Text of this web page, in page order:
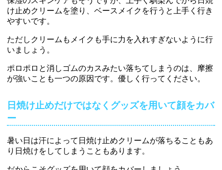
け止めクリームを塗り、ベースメイクを行うと上手く行き
やすいです。
ただしクリームもメイクも手に力を入れすぎないように行
いましょう。
ポロポロと消しゴムのカスみたい落ちてしまうのは、摩擦
が強いことも一つの原因です。優しく行ってください。
日焼け止めだけではなくグッズを用いて顔をカバ
ー
暑い日は汗によって日焼け止めクリームが落ちることもあ
り日焼けをしてしまうこともあります。